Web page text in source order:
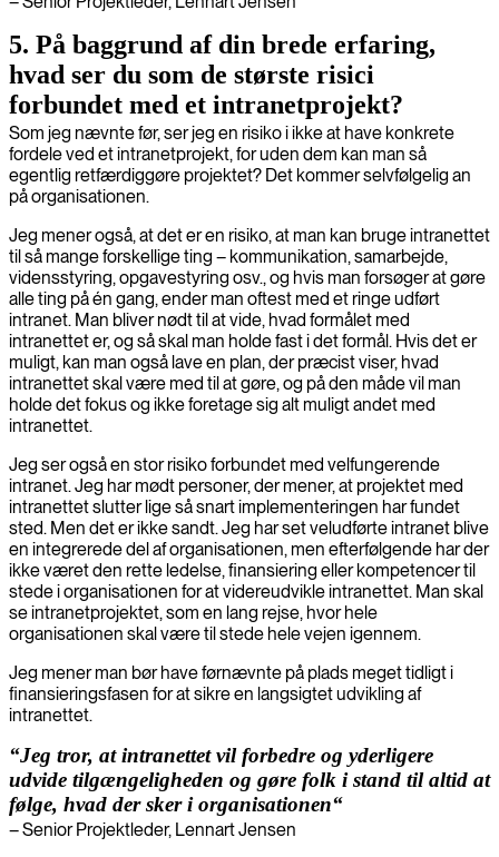
5. På baggrund af din brede erfaring,
hvad ser du som de største risici
forbundet med et intranetprojekt?
Som jeg nævnte før, ser jeg en risiko i ikke at have konkrete
fordele ved et intranetprojekt, for uden dem kan man så
egentlig retfærdiggøre projektet? Det kommer selvfølgelig an
på organisationen.
Jeg mener også, at det er en risiko, at man kan bruge intranettet
til så mange forskellige ting – kommunikation, samarbejde,
vidensstyring, opgavestyring osv., og hvis man forsøger at gøre
alle ting på én gang, ender man oftest med et ringe udført
intranet. Man bliver nødt til at vide, hvad formålet med
intranettet er, og så skal man holde fast i det formål. Hvis det er
muligt, kan man også lave en plan, der præcist viser, hvad
intranettet skal være med til at gøre, og på den måde vil man
holde det fokus og ikke foretage sig alt muligt andet med
intranettet.
Jeg ser også en stor risiko forbundet med velfungerende
intranet. Jeg har mødt personer, der mener, at projektet med
intranettet slutter lige så snart implementeringen har fundet
sted. Men det er ikke sandt. Jeg har set veludførte intranet blive
en integrerede del af organisationen, men efterfølgende har der
ikke været den rette ledelse, finansiering eller kompetencer til
stede i organisationen for at videreudvikle intranettet. Man skal
se intranetprojektet, som en lang rejse, hvor hele
organisationen skal være til stede hele vejen igennem.
Jeg mener man bør have førnævnte på plads meget tidligt i
finansieringsfasen for at sikre en langsigtet udvikling af
intranettet.
“Jeg tror, at intranettet vil forbedre og yderligere
udvide tilgængeligheden og gøre folk i stand til altid at
følge, hvad der sker i organisationen“
– Senior Projektleder, Lennart Jensen